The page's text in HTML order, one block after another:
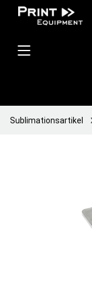
Sublimationsartikel